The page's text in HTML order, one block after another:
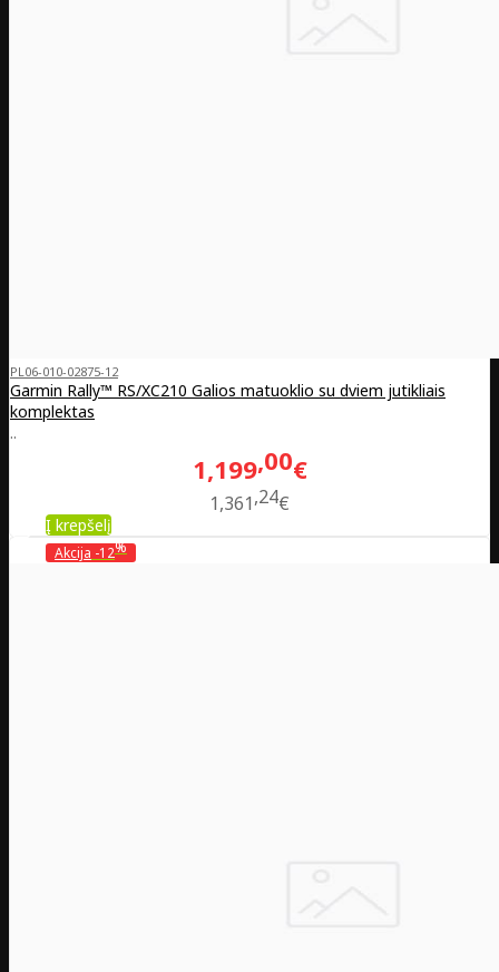
PL06-010-02875-12
Garmin Rally™ RS/XC210 Galios matuoklio su dviem jutikliais
komplektas
..
1,199 00€
1,361 24€
Į krepšelį
Akcija -12%